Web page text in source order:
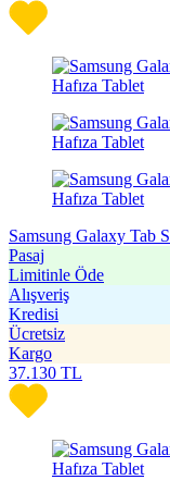
Samsung Galaxy Tab
Pasaj
Limitinle Öde
Alışveriş
Kredisi
Ücretsiz
Kargo
37.130 TL